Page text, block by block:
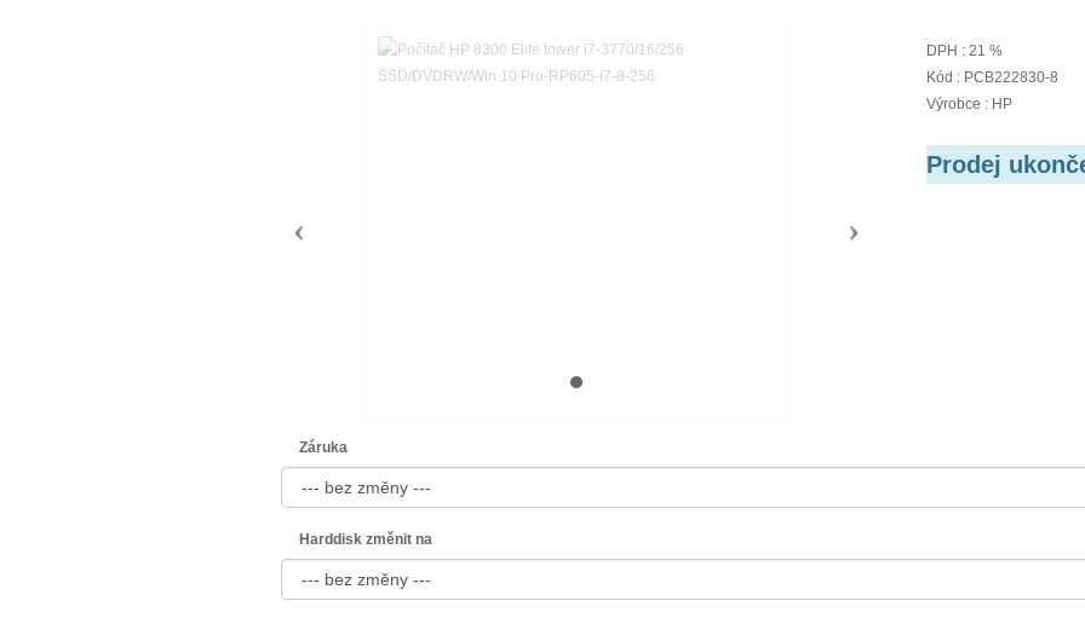
DPH : 21 %
Kód : PCB222830-8
Výrobce : HP
Prodej
Záruka
Harddisk změnit na